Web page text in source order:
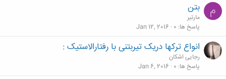
م بتن
مارتیر
پاسخ ها 0
Jan 12, 2016
انواع ترکها دریک تیربتنی با رفتارالاستیک :
رجایی اشکان
پاسخ ها 0
Jan 6, 2016